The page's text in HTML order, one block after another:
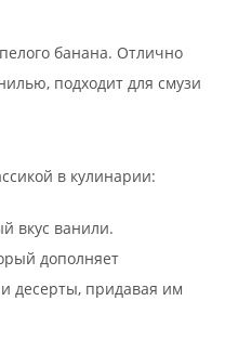
банана. Отлично
подходит для смузи
в кулинарии:
вкус ванили.
дополняет
десерты, придавая им